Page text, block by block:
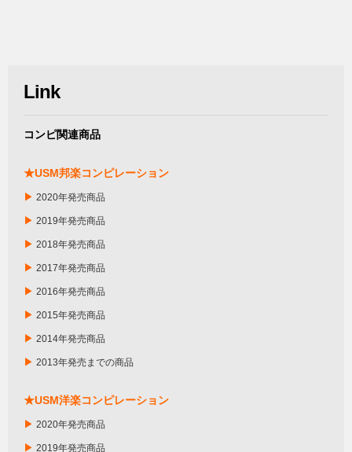
Link
コンピ関連商品
★USM邦楽コンピレーション
▶ 2020年発売商品
▶ 2019年発売商品
▶ 2018年発売商品
▶ 2017年発売商品
▶ 2016年発売商品
▶ 2015年発売商品
▶ 2014年発売商品
▶ 2013年発売までの商品
★USM洋楽コンピレーション
▶ 2020年発売商品
▶ 2019年発売商品